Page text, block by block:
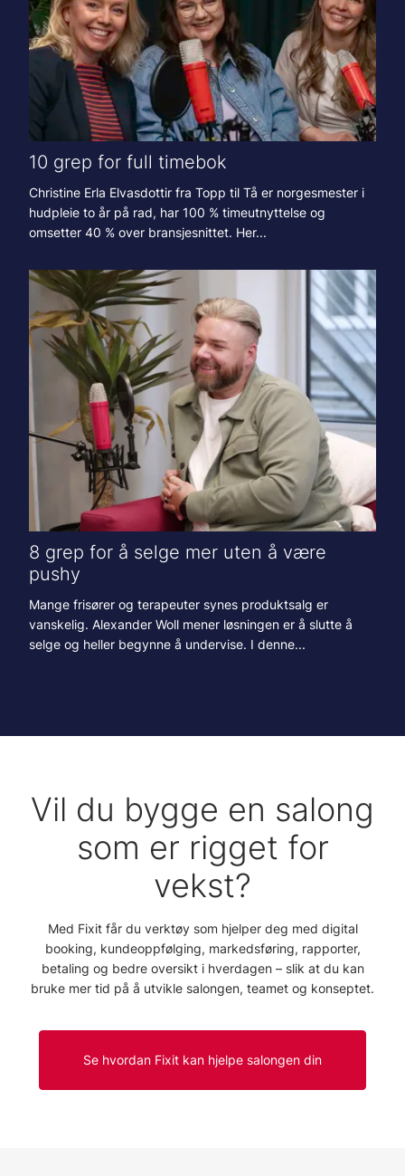
10 grep for full timebok
Christine Erla Elvasdottir fra Topp til Tå er norgesmester i
hudpleie to år på rad, har 100 % timeutnyttelse og
omsetter 40 % over bransjesnittet. Her...
8 grep for å selge mer uten å være
pushy
Mange frisører og terapeuter synes produktsalg er
vanskelig. Alexander Woll mener løsningen er å slutte å
selge og heller begynne å undervise. I denne...
Vil du bygge en salong
som er rigget for
vekst?
Med Fixit får du verktøy som hjelper deg med digital
booking, kundeoppfølging, markedsføring, rapporter,
betaling og bedre oversikt i hverdagen – slik at du kan
bruke mer tid på å utvikle salongen, teamet og konseptet.
Se hvordan Fixit kan hjelpe salongen din